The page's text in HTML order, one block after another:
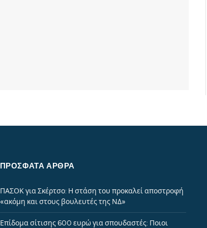
ΠΡΌΣΦΑΤΑ ΆΡΘΡΑ
ΠΑΣΟΚ για Σκέρτσο: Η στάση του προκαλεί αποστροφή
«ακόμη και στους βουλευτές της ΝΔ»
Επίδομα σίτισης 600 ευρώ για σπουδαστές: Ποιοι